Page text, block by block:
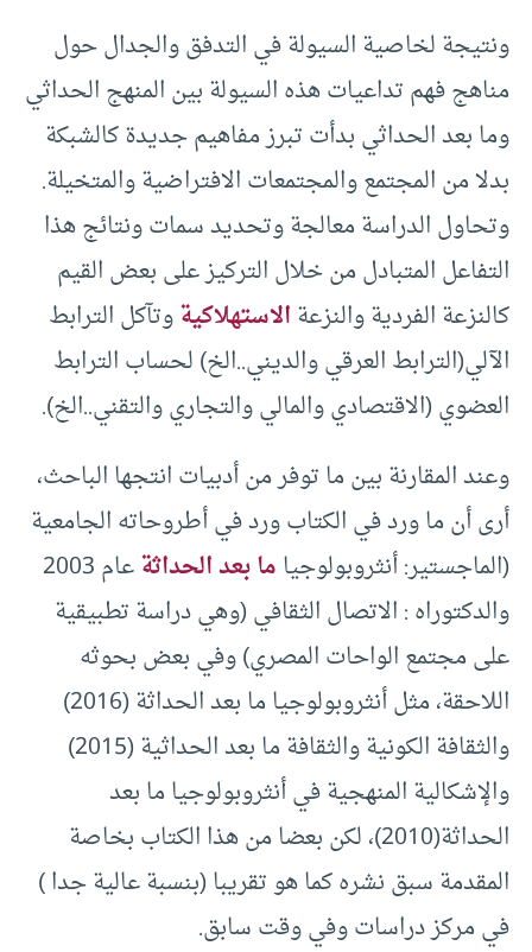
ونتيجة لخاصية السيولة في التدفق والجدال حول
مناهج فهم تداعيات هذه السيولة بين المنهج الحداثي
وما بعد الحداثي بدأت تبرز مفاهيم جديدة كالشبكة
بدلا من المجتمع والمجتمعات الافتراضية والمتخيلة.
وتحاول الدراسة معالجة وتحديد سمات ونتائج هذا
التفاعل المتبادل من خلال التركيز على بعض القيم
كالنزعة الفردية والنزعةالاستهلاكيةوتآكل الترابط
الآلي(الترابط العرقي والديني..الخ) لحساب الترابط
العضوي (الاقتصادي والمالي والتجاري والتقني..الخ).
وعند المقارنة بين ما توفر من أدبيات انتجها الباحث،
أرى أن ما ورد في الكتاب ورد في أطروحاته الجامعية
(الماجستير: أنثروبولوجياما بعد الحداثة
عام 2003
والدكتوراه : الاتصال الثقافي (وهي دراسة تطبيقية
على مجتمع الواحات المصري) وفي بعض بحوثه
اللاحقة، مثل أنثروبولوجيا ما بعد الحداثة (2016)
والثقافة الكونية والثقافة ما بعد الحداثية (2015)
والإشكالية المنهجية في أنثروبولوجيا ما بعد
الحداثة(2010)، لكن بعضا من هذا الكتاب بخاصة
المقدمة سبق نشره كما هو تقريبا (بنسبة عالية جدا )
في مركز دراسات وفي وقت سابق.